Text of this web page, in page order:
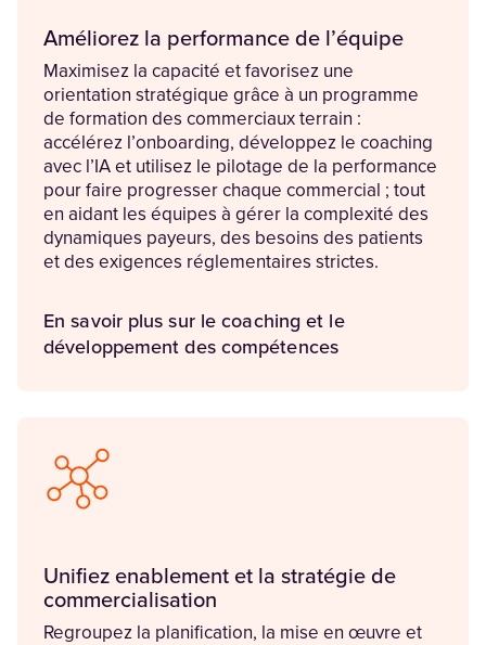
Améliorez la performance de l’équipe
Maximisez la capacité et favorisez une
orientation stratégique grâce à un programme
de formation des commerciaux terrain :
accélérez l’onboarding, développez le coaching
avec l’IA et utilisez le pilotage de la performance
pour faire progresser chaque commercial ; tout
en aidant les équipes à gérer la complexité des
dynamiques payeurs, des besoins des patients
et des exigences réglementaires strictes.
En savoir plus sur le coaching et le
développement des compétences
Unifiez enablement et la stratégie de
commercialisation
Regroupez la planification, la mise en œuvre et